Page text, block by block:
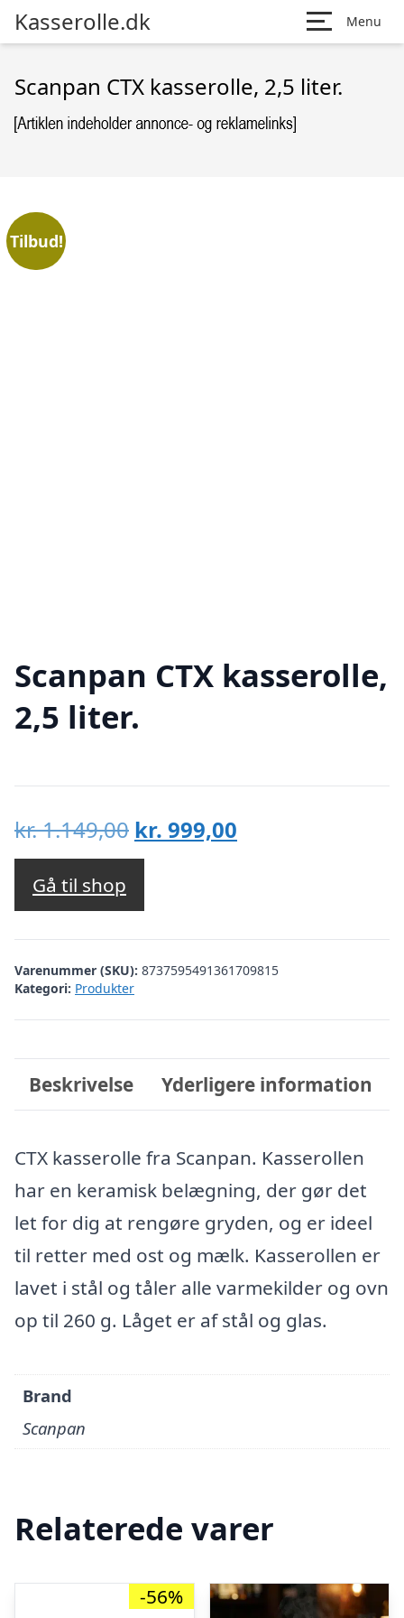
Kasserolle.dk Menu
Scanpan CTX kasserolle, 2,5 liter.
Tilbud!
Scanpan CTX kasserolle,
2,5 liter.
kr.1.149,00 Den
oprindelige
var:
kr. 1.149,00.
kr. 999,00
kr. 999,00.
Gå til shop
Varenummer (SKU): 8737595491361709815
Kategori: Produkter
Beskrivelse Yderligere information
CTX kasserolle fra Scanpan. Kasserollen
har en keramisk belægning, der gør det
let for dig at rengøre gryden, og er ideel
til retter med ost og mælk. Kasserollen er
lavet i stål og tåler alle varmekilder og ovn
op til 260 g. Låget er af stål og glas.
Brand
Scanpan
Relaterede varer
-56%